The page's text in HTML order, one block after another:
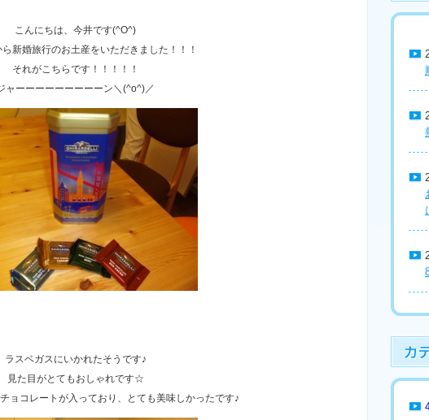
こんにちは、今井です(^O^)
新婚旅行のお土産をいただきました！！！
それがこちらです！！！！！
ャーーーーーーーーーン＼(^o^)／
ラスベガスにいかれたそうです♪
見た目がとてもおしゃれです☆
ョコレートが入っており、とても美味しかったです♪